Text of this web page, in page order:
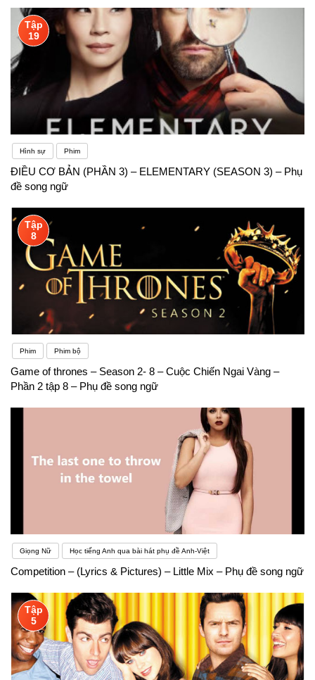
Tập
19
Hình sự Phim
ĐIỀU CƠ BẢN (PHẦN 3) – ELEMENTARY (SEASON 3) – Phụ
đề song ngữ
Tập
8
Phim Phim bộ
Game of thrones – Season 2- 8 – Cuộc Chiến Ngai Vàng –
Phần 2 tập 8 – Phụ đề song ngữ
Giọng Nữ Học tiếng Anh qua bài hát phụ đề Anh-Việt
Competition – (Lyrics & Pictures) – Little Mix – Phụ đề song ngữ
Tập
5